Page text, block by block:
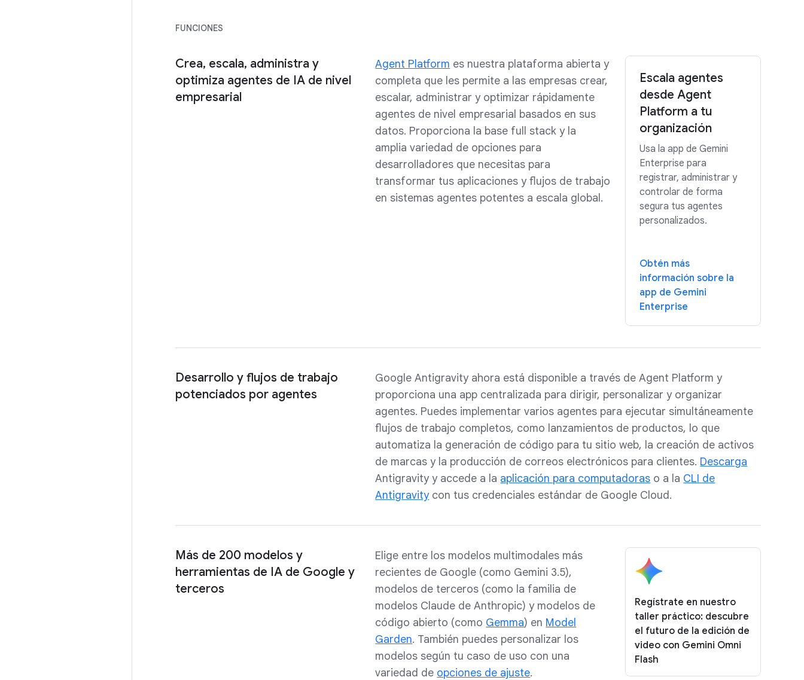
FUNCIONES
Crea, escala, administra y
optimiza agentes de IA de nivel
empresarial
Agent Platform es nuestra plataforma abierta y
completa que les permite a las empresas crear,
escalar, administrar y optimizar rápidamente
agentes de nivel empresarial basados en sus
datos. Proporciona la base full stack y la
amplia variedad de opciones para
desarrolladores que necesitas para
transformar tus aplicaciones y flujos de trabajo
en sistemas agentes potentes a escala global.
Escala agentes
desde Agent
Platform a tu
organización
Usa la app de Gemini
Enterprise para
registrar, administrar y
controlar de forma
segura tus agentes
personalizados.
Obtén más
información sobre la
app de Gemini
Enterprise
Desarrollo y flujos de trabajo
potenciados por agentes
Google Antigravity ahora está disponible a través de Agent Platform y
proporciona una app centralizada para dirigir, personalizar y organizar
agentes. Puedes implementar varios agentes para ejecutar simultáneamente
flujos de trabajo completos, como lanzamientos de productos, lo que
automatiza la generación de código para tu sitio web, la creación de activos
de marcas y la producción de correos electrónicos para clientes. Descarga
Antigravity y accede a la aplicación para computadoras o a la CLI de
Antigravitycon tus credenciales estándar de Google Cloud.
Más de 200 modelos y
herramientas de IA de Google y
terceros
Elige entre los modelos multimodales más
recientes de Google (como Gemini 3.5),
modelos de terceros (como la familia de
modelos Claude de Anthropic) y modelos de
código abierto (como Gemma) en Model
Garden. También puedes personalizar los
modelos según tu caso de uso con una
variedad de opciones de ajuste.
Regístrate en nuestro
taller práctico: descubre
el futuro de la edición de
video con Gemini Omni
Flash